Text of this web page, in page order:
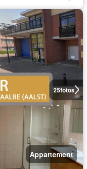
25fotos
Appartement